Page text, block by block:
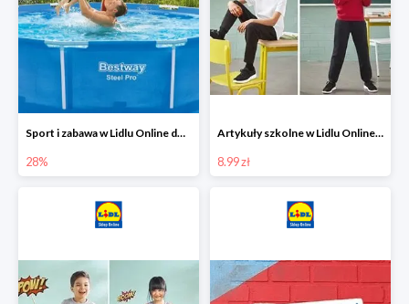
Sport i zabawa w Lidlu Online do -28%
28%
Artykuły szkolne w Lidlu Online od 8,99 zł
8.99 zł